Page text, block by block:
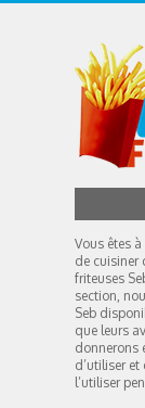
Vous êtes
de cuisiner
friteuses
section,
Seb
que leurs
donnerons
d’utiliser
l’utiliser